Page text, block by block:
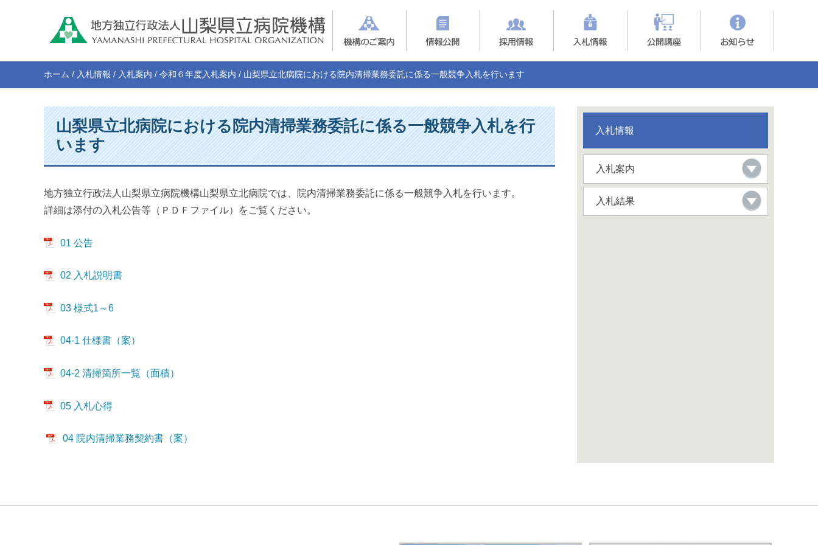
ホーム / 入札情報 / 入札案内 / 令和６年度入札案内 / 山梨県立北病院における院内清掃業務委託に係る一般競争入札を行います
山梨県立北病院における院内清掃業務委託に係る一般競争入札を行
います
地方独立行政法人山梨県立病院機構山梨県立北病院では、院内清掃業務委託に係る一般競争入札を行います。
詳細は添付の入札公告等（ＰＤＦファイル）をご覧ください。
01 公告
02 入札説明書
03 様式1～6
04-1 仕様書（案）
04-2 清掃箇所一覧（面積）
05 入札心得
04 院内清掃業務契約書（案）
入札情報
入札案内
入札結果